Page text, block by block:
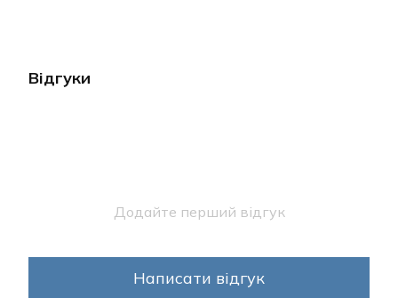
Відгуки
Додайте перший відгук
Написати відгук